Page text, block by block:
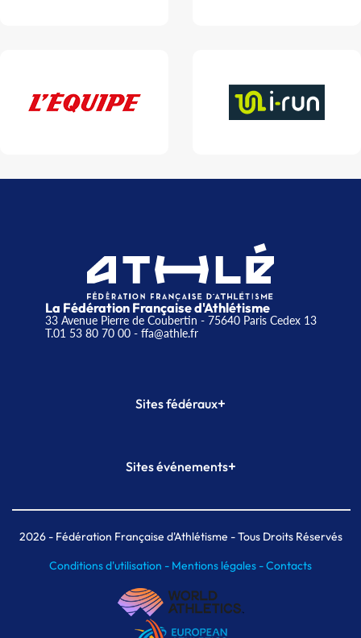
La Fédération Française d'Athlétisme
33 Avenue Pierre de Coubertin - 75640 Paris Cedex 13
T.01 53 80 70 00- ffa@athle.fr
Sites fédéraux+
Plateforme Formation
Sites événements+
Meeting de Paris indoor
MAIF Ekiden de Paris
2026- Fédération Française d'Athlétisme - Tous Droits Réservés
Conditions d'utilisation - Mentions légales -Contacts